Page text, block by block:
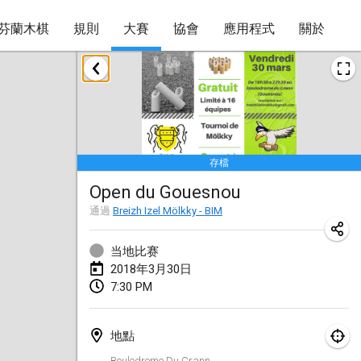
蘭木棋 規則 大賽 協會 應用程式 關於
存檔
Open du Gouesnou
通過 Breizh Izel Mölkky - BIM
当地比赛
2018年3月30日
7:30 PM
地點
2018年1月
Open des rois de Mölkky
2018年1月21日|法國
Individuel du Garo
2018年1月21日|法國
Tournoi d'Hiver
2018年1月27日